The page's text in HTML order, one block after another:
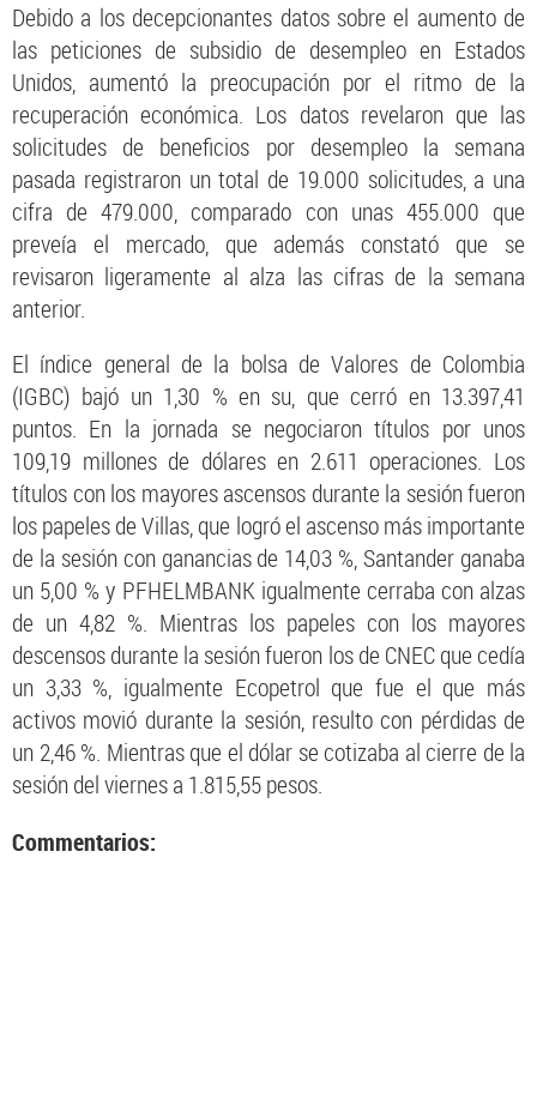
Debido a los decepcionantes datos sobre el aumento de
las peticiones de subsidio de desempleo en Estados
Unidos, aumentó la preocupación por el ritmo de la
recuperación económica. Los datos revelaron que las
solicitudes de beneficios por desempleo la semana
pasada registraron un total de 19.000 solicitudes, a una
cifra de 479.000, comparado con unas 455.000 que
preveía el mercado, que además constató que se
revisaron ligeramente al alza las cifras de la semana
anterior.
El índice general de la bolsa de Valores de Colombia
(IGBC) bajó un 1,30 % en su, que cerró en 13.397,41
puntos. En la jornada se negociaron títulos por unos
109,19 millones de dólares en 2.611 operaciones. Los
títulos con los mayores ascensos durante la sesión fueron
los papeles de Villas, que logró el ascenso más importante
de la sesión con ganancias de 14,03 %, Santander ganaba
un 5,00 % y PFHELMBANK igualmente cerraba con alzas
de un 4,82 %. Mientras los papeles con los mayores
descensos durante la sesión fueron los de CNEC que cedía
un 3,33 %, igualmente Ecopetrol que fue el que más
activos movió durante la sesión, resulto con pérdidas de
un 2,46 %. Mientras que el dólar se cotizaba al cierre de la
sesión del viernes a 1.815,55 pesos.
Commentarios: